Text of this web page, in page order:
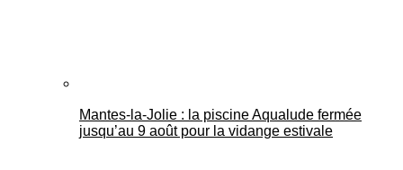
Mantes-la-Jolie : la piscine Aqualude fermée
jusqu’au 9 août pour la vidange estivale